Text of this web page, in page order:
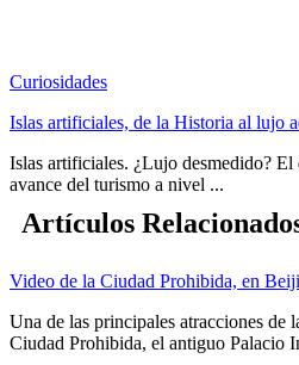
Curiosidades
Islas artificiales, de la Historia al lujo
Islas artificiales. ¿Lujo desmedido? El
avance del turismo a nivel ...
Artículos
Video de la Ciudad Prohibida, en
Una de las principales atracciones de
Ciudad Prohibida, el antiguo Palacio